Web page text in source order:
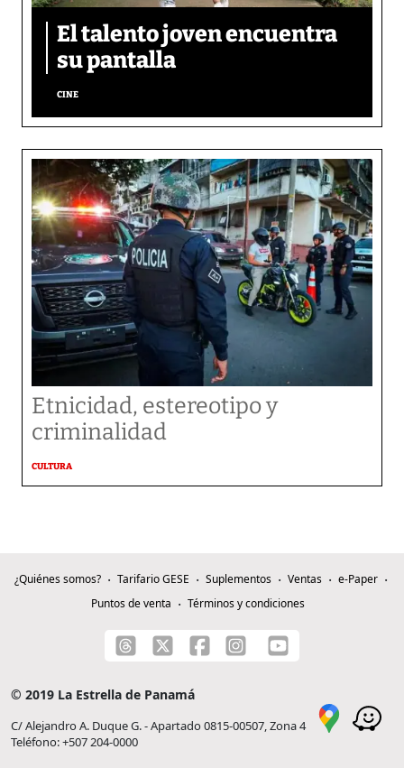
El talento joven encuentra
su pantalla​
CINE
Etnicidad, estereotipo y
criminalidad
CULTURA
¿Quiénes somos? Tarifario GESE Suplementos Ventas
e-Paper
Puntos de venta
Términos y condiciones
© 2019 La Estrella de Panamá
C/ Alejandro A. Duque G. - Apartado 0815-00507, Zona 4
Teléfono: +507 204-0000